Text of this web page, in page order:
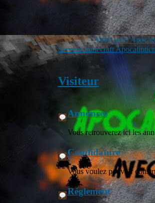
Voter pour
Serveur minecraft
Visiteur
Annonces
Vous retrouverez ici les
Candidature
Vous voulez pouvoir
Réglement